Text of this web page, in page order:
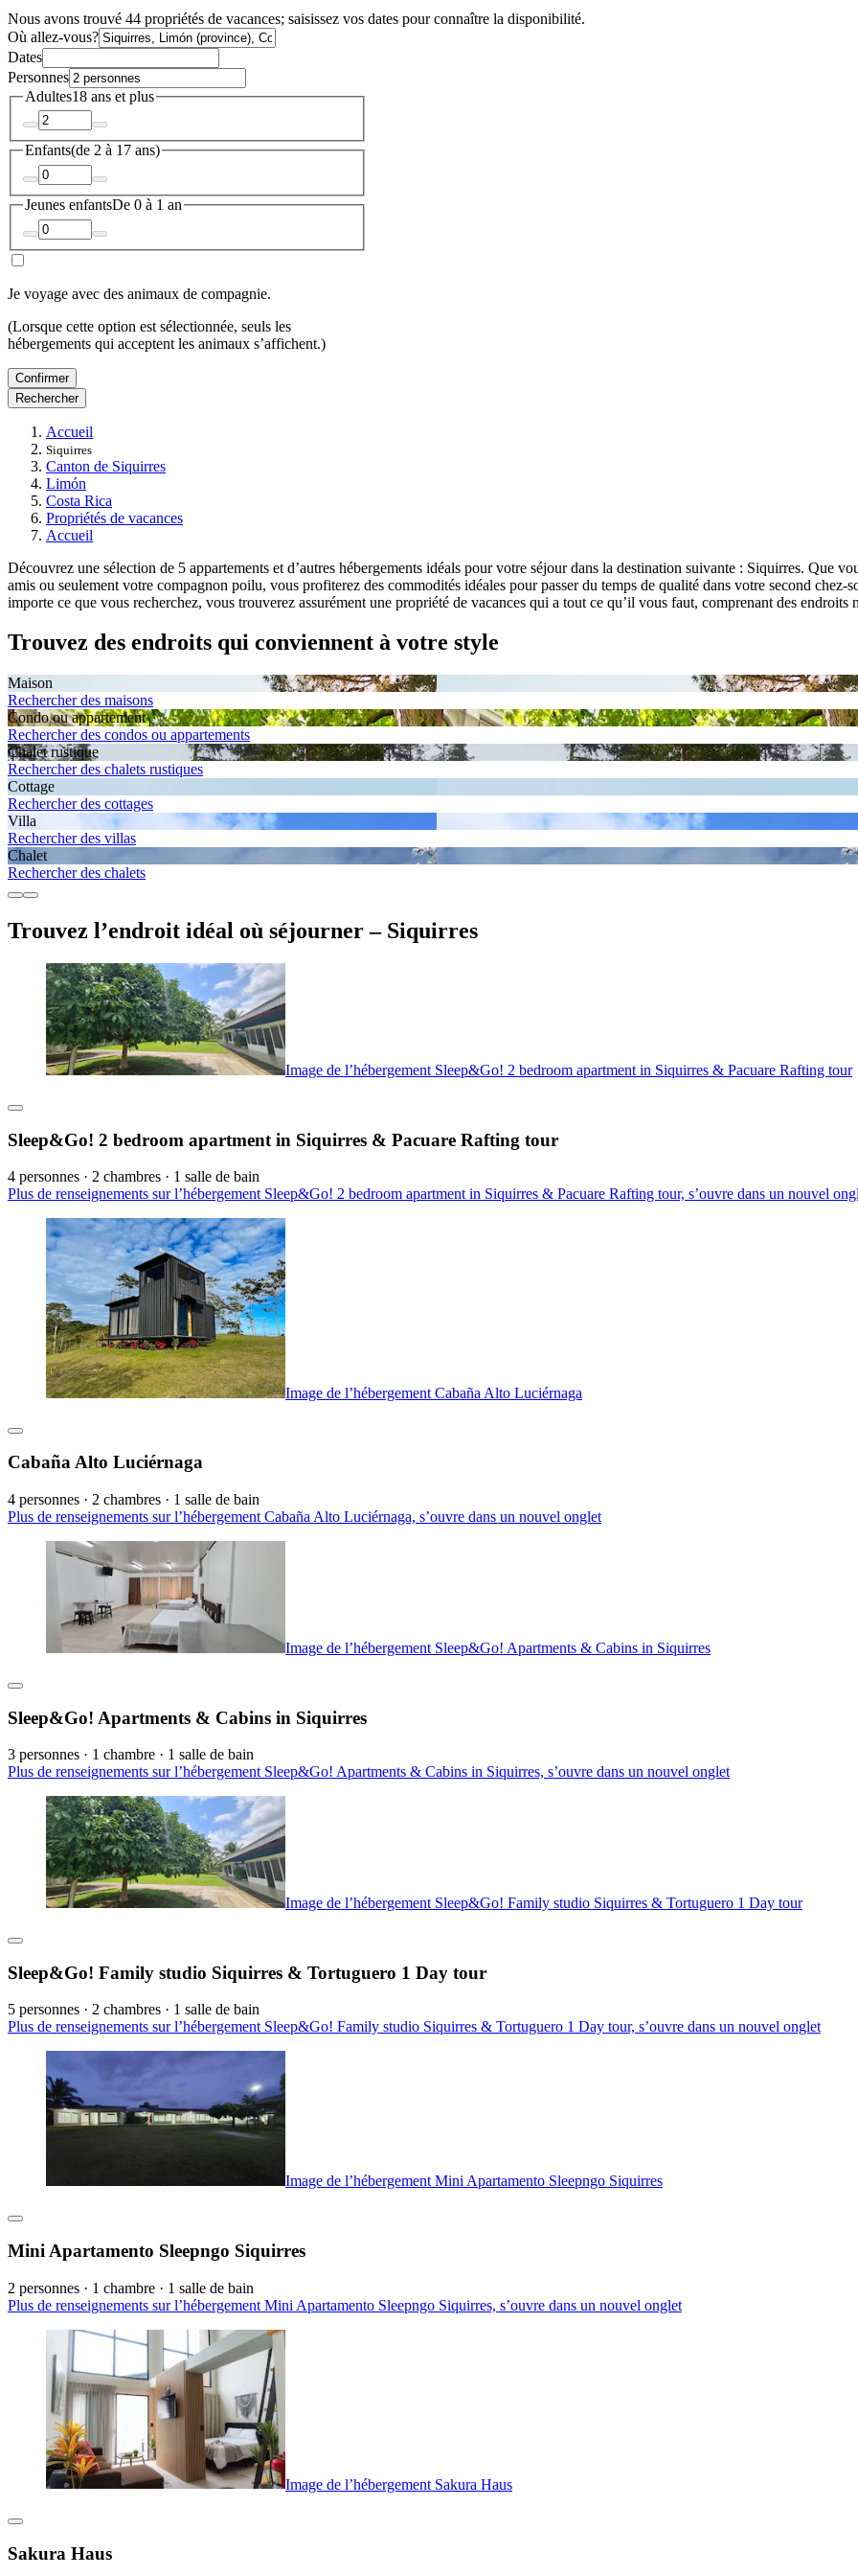
Nous avons trouvé 44 propriétés de vacances; saisissez vos dates pour connaître la disponibilité.
Où allez-vous?
Dates
Personnes
Adultes18 ans et plus
Enfants(de 2 à 17 ans)
Jeunes enfantsDe 0 à 1 an
Je voyage avec des animaux de compagnie.
(Lorsque cette option est sélectionnée, seuls les
hébergements qui acceptent les animaux s’affichent.)
Confirmer
Rechercher
Accueil
Siquirres
Canton de Siquirres
Limón
Costa Rica
Propriétés de vacances
Accueil
Découvrez une sélection de 5 appartements et d’autres hébergements idéals pour votre séjour dans la destination suivante : Siquirres. Que
amis ou seulement votre compagnon poilu, vous profiterez des commodités idéales pour passer du temps de qualité dans votre second
importe ce que vous recherchez, vous trouverez assurément une propriété de vacances qui a tout ce qu’il vous faut, comprenant des
Trouvez des endroits qui conviennent à votre style
Maison
Rechercher des maisons
Condo ou appartement
Rechercher des condos ou appartements
Chalet rustique
Rechercher des chalets rustiques
Cottage
Rechercher des cottages
Villa
Rechercher des villas
Chalet
Rechercher des chalets
Trouvez l’endroit idéal où séjourner – Siquirres
Image de l’hébergement Sleep&Go! 2 bedroom apartment in Siquirres & Pacuare Rafting tour
Sleep&Go! 2 bedroom apartment in Siquirres & Pacuare Rafting tour
4 personnes · 2 chambres · 1 salle de bain
Plus de renseignements sur l’hébergement Sleep&Go! 2 bedroom apartment in Siquirres & Pacuare Rafting tour, s’ouvre dans un nouvel
Image de l’hébergement Cabaña Alto Luciérnaga
Cabaña Alto Luciérnaga
4 personnes · 2 chambres · 1 salle de bain
Plus de renseignements sur l’hébergement Cabaña Alto Luciérnaga, s’ouvre dans un nouvel onglet
Image de l’hébergement Sleep&Go! Apartments & Cabins in Siquirres
Sleep&Go! Apartments & Cabins in Siquirres
3 personnes · 1 chambre · 1 salle de bain
Plus de renseignements sur l’hébergement Sleep&Go! Apartments & Cabins in Siquirres, s’ouvre dans un nouvel onglet
Image de l’hébergement Sleep&Go! Family studio Siquirres & Tortuguero 1 Day tour
Sleep&Go! Family studio Siquirres & Tortuguero 1 Day tour
5 personnes · 2 chambres · 1 salle de bain
Plus de renseignements sur l’hébergement Sleep&Go! Family studio Siquirres & Tortuguero 1 Day tour, s’ouvre dans un nouvel onglet
Image de l’hébergement Mini Apartamento Sleepngo Siquirres
Mini Apartamento Sleepngo Siquirres
2 personnes · 1 chambre · 1 salle de bain
Plus de renseignements sur l’hébergement Mini Apartamento Sleepngo Siquirres, s’ouvre dans un nouvel onglet
Image de l’hébergement Sakura Haus
Sakura Haus